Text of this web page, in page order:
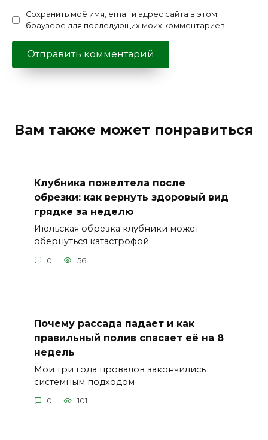
Сохранить моё имя, email и адрес сайта в этом
браузере для последующих моих комментариев.
Вам также может понравиться
Клубника пожелтела после
обрезки: как вернуть здоровый вид
грядке за неделю
Июльская обрезка клубники может
обернуться катастрофой
0 56
Почему рассада падает и как
правильный полив спасает её на 8
недель
Мои три года провалов закончились
системным подходом
0 101